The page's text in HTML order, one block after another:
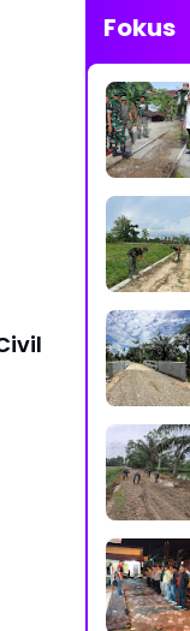
Fokus